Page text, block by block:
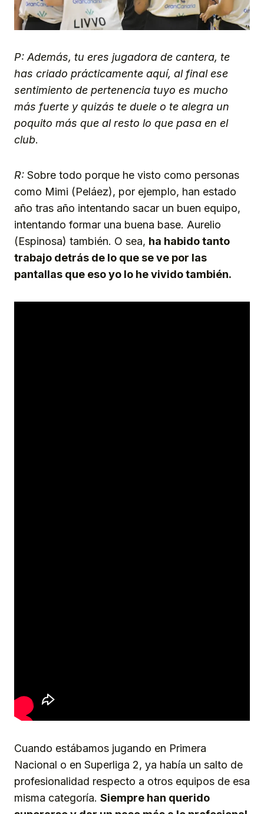
P: Además, tu eres jugadora de cantera, te
has criado prácticamente aquí, al final ese
sentimiento de pertenencia tuyo es mucho
más fuerte y quizás te duele o te alegra un
poquito más que al resto lo que pasa en el
club.
R: Sobre todo porque he visto como personas
como Mimi (Peláez), por ejemplo, han estado
año tras año intentando sacar un buen equipo,
intentando formar una buena base. Aurelio
(Espinosa) también. O sea, ha habido tanto
trabajo detrás de lo que se ve por las
pantallas que eso yo lo he vivido también.
Cuando estábamos jugando en Primera
Nacional o en Superliga 2, ya había un salto de
profesionalidad respecto a otros equipos de esa
misma categoría. Siempre han querido